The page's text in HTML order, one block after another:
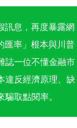
訊息，再度暴露網
匯率」根本與川普
誌一位不懂金融市
違反經濟原理、缺
取點閱率。